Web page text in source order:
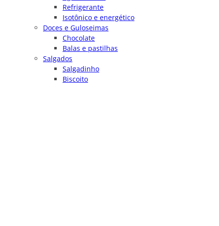
Refrigerante
Isotônico e energético
Doces e Guloseimas
Chocolate
Balas e pastilhas
Salgados
Salgadinho
Biscoito